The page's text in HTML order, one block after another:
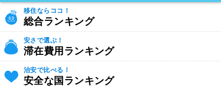
移住ならココ！
総合ランキング
安さで選ぶ！
滞在費用ランキング
治安で比べる！
安全な国ランキング